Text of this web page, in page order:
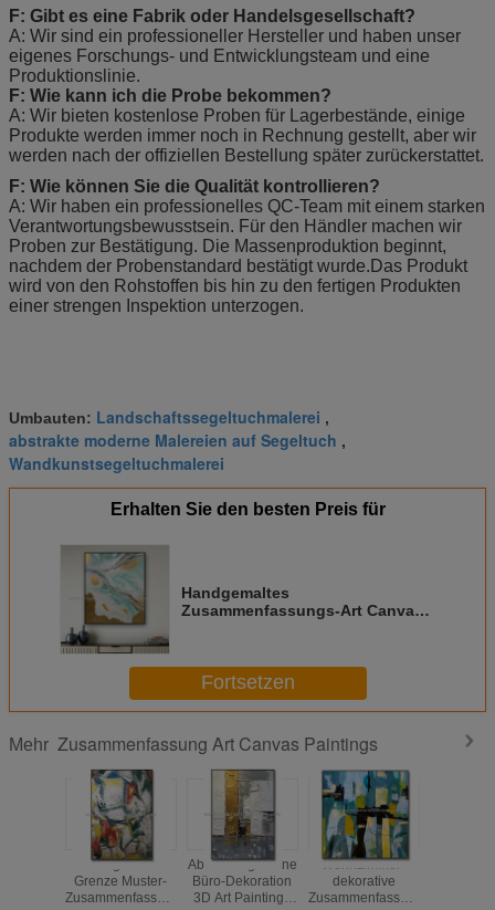
F: Gibt es eine Fabrik oder Handelsgesellschaft?
A: Wir sind ein professioneller Hersteller und haben unser
eigenes Forschungs- und Entwicklungsteam und eine
Produktionslinie.
F: Wie kann ich die Probe bekommen?
A: Wir bieten kostenlose Proben für Lagerbestände, einige
Produkte werden immer noch in Rechnung gestellt, aber wir
werden nach der offiziellen Bestellung später zurückerstattet.
F: Wie können Sie die Qualität kontrollieren?
A: Wir haben ein professionelles QC-Team mit einem starken
Verantwortungsbewusstsein. Für den Händler machen wir
Proben zur Bestätigung. Die Massenproduktion beginnt,
nachdem der Probenstandard bestätigt wurde.Das Produkt
wird von den Rohstoffen bis hin zu den fertigen Produkten
einer strengen Inspektion unterzogen.
Umbauten: Landschaftssegeltuchmalerei ,
abstrakte moderne Malereien auf Segeltuch ,
Wandkunstsegeltuchmalerei
Erhalten Sie den besten Preis für
Handgemaltes
Zusammenfassungs-Art Canvas
Fortsetzen
Mehr Zusammenfassung Art Canvas Paintings
Handgemalte
Grenze Muster-
Zusammenfassungs-
Abstrakte goldene
Büro-Dekoration
3D Art Paintings
Wohnzimmer-
dekorative
Zusammenfassung